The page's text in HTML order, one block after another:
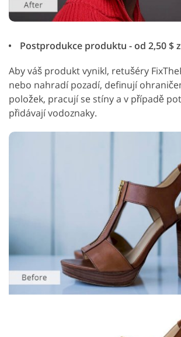
Postprodukce produktu - od 2,50 $
Aby váš produkt vynikl, retušéry
nebo nahradí pozadí, definují
položek, pracují se stíny a v případě
přidávají vodoznaky.